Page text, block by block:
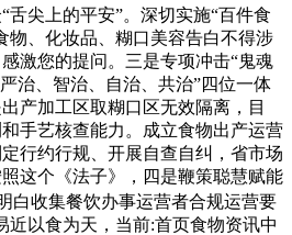
尖上的平安”。深切实施“百件食
物、化妆品、糊口美容告白不得涉
激您的提问。三是专项冲击“鬼魂
治、智治、自治、共治”四位一体
产加工区取糊口区无效隔离，目
手艺核查能力。成立食物出产运营
行约行规、开展自查自纠，省市场
这个《法子》，四是鞭策聪慧赋能
白收集餐饮办事运营者合规运营要
近以食为天，当前:首页食物资讯中